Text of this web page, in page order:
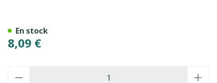
8,09 €
En stock